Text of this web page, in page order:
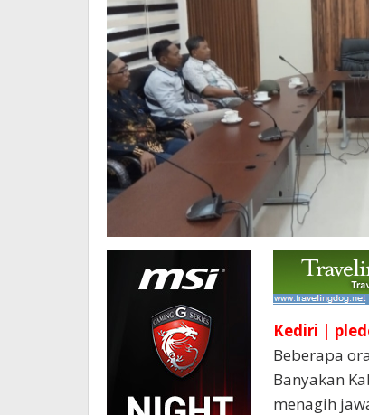
Kediri |
Beberapa
Banyakan
menagih